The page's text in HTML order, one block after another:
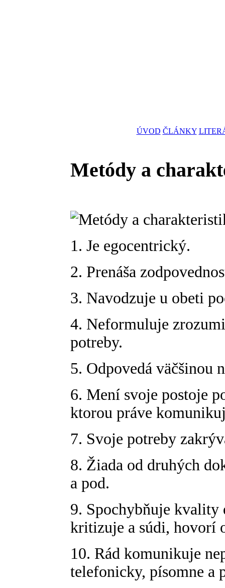
ÚVOD ČLÁNKY
Metódy a
1. Je egocentrický.
2. Prenáša
3. Navodzuje u obeti
4. Neformuluje
potreby.
5. Odpovedá väčšinou
6. Mení svoje postoje
ktorou práve
7. Svoje potreby
8. Žiada od druhých
a pod.
9. Spochybňuje kvality
kritizuje a súdi, hovorí
10. Rád komunikuje
telefonicky, písomne a